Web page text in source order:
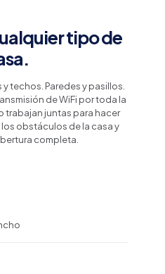
tipo de
techos. Paredes y pasillos.
de WiFi por toda la
trabajan juntas para hacer
los obstáculos de la casa y
completa.